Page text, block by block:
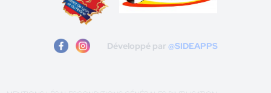
Développé par @SIDEAPPS